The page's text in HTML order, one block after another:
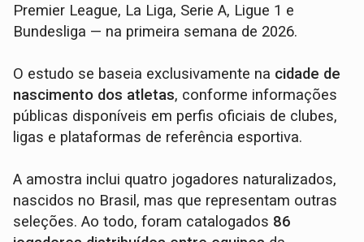
Premier League, La Liga, Serie A, Ligue 1 e
Bundesliga — na primeira semana de 2026.
O estudo se baseia exclusivamente na cidade de
nascimento dos atletas, conforme informações
públicas disponíveis em perfis oficiais de clubes,
ligas e plataformas de referência esportiva.
A amostra inclui quatro jogadores naturalizados,
nascidos no Brasil, mas que representam outras
seleções. Ao todo, foram catalogados 86